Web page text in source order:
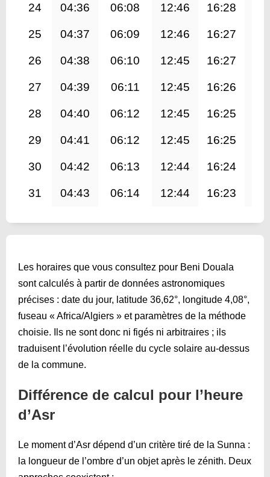
24 04:36 06:08 12:46 16:28
25 04:37 06:09 12:46 16:27
26 04:38 06:10 12:45 16:27
27 04:39 06:11 12:45 16:26
28 04:40 06:12 12:45 16:25
29 04:41 06:12 12:45 16:25
30 04:42 06:13 12:44 16:24
31 04:43 06:14 12:44 16:23
Les horaires que vous consultez pour Beni Douala
sont calculés à partir de données astronomiques
précises : date du jour, latitude 36,62°, longitude 4,08°,
fuseau « Africa/Algiers » et paramètres de la méthode
choisie. Ils ne sont donc ni figés ni arbitraires ; ils
traduisent l’évolution réelle du cycle solaire au-dessus
de la commune.
Différence de calcul pour l’heure
d’Asr
Le moment d’Asr dépend d’un critère tiré de la Sunna :
la longueur de l’ombre d’un objet après le zénith. Deux